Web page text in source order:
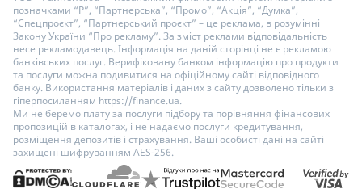
позначками “Р”, “Партнерська”, “Промо”, “Акція”, “Думка”,
“Спецпроєкт”, “Партнерський проєкт” – це реклама, в розумінні
Закону України “Про рекламу”. За зміст реклами відповідальність
несе рекламодавець. Інформація на даній сторінці не є рекламою
банківських послуг. Верифіковану банком інформацію про продукти
та послуги можна подивитися на офіційному сайті відповідного
банку. Використання матеріалів і даних з сайту дозволено тільки з
гіперпосиланням https://finance.ua.
Ми не беремо плату за послуги підбору та порівняння фінансових
пропозицій в каталогах, і не надаємо послуги кредитування,
розміщення депозитів і страхування. Ваші особисті дані на сайті
захищені шифруванням AES-256.